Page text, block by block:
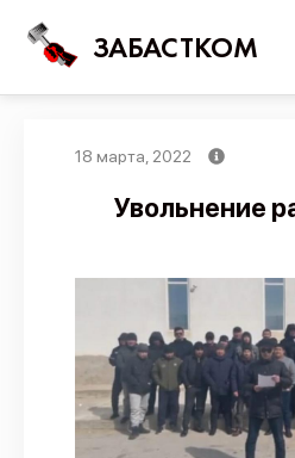
ЗАБАСТКОМ
Карта
Трудовые
Предложить
18 марта, 2022
Увольнение